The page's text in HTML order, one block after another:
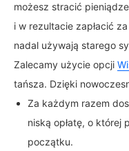
możesz stracić
i w rezultacie zapłacić
nadal używają starego
Zalecamy użycie opcji
tańsza. Dzięki
Za każdym razem
niską opłatę, o której
początku.